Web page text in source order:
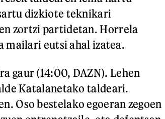
dizkiote teknikari
zortzi partidetan. Horrela
mailari eutsi ahal izatea.
gaur (14:00, DAZN). Lehen
Katalanetako taldeari.
Oso bestelako egoeran zegoen